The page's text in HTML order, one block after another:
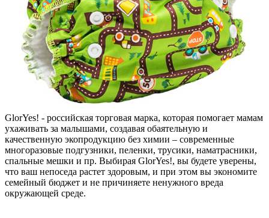
GlorYes! - российская торговая марка, которая помогает мамам
ухаживать за малышами, создавая обаятельную и
качественную экопродукцию без химии – современные
многоразовые подгузники, пеленки, трусики, наматрасники,
спальные мешки и пр. Выбирая GlorYes!, вы будете уверены,
что ваш непоседа растет здоровым, и при этом вы экономите
семейный бюджет и не причиняете ненужного вреда
окружающей среде.